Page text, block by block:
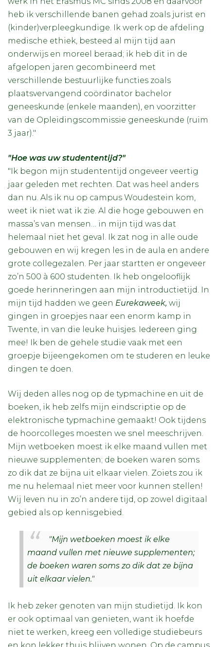
heb ik verschillende banen gehad zoals jurist en
(kinder)verpleegkundige. Ik werk op de afdeling
medische ethiek, besteed al mijn tijd aan
onderwijs en moreel beraad; ik heb dit in de
afgelopen jaren gecombineerd met
verschillende bestuurlijke functies zoals
plaatsvervangend coördinator bachelor
geneeskunde (enkele maanden), en voorzitter
van de Opleidingscommissie geneeskunde (ruim
3 jaar)."
"Hoe was uw studententijd?"
"Ik begon mijn studententijd ongeveer veertig
jaar geleden met rechten. Dat was heel anders
dan nu. Als ik nu op campus Woudestein kom,
weet ik niet wat ik zie. Al die hoge gebouwen en
massa’s van mensen… in mijn tijd was dat
helemaal niet het geval. Ik zat nog in alle oude
gebouwen en wij kregen les in de aula en andere
grote collegezalen. Per jaar startten er ongeveer
zo’n 500 à 600 studenten. Ik heb ongelooflijk
goede herinneringen aan mijn introductietijd. In
mijn tijd hadden we geen Eurekaweek, wij
gingen in groepjes naar een enorm kamp in
Twente, in van die leuke huisjes. Iedereen ging
mee! Ik ben de gehele studie vaak met een
groepje bijeengekomen om te studeren en leuke
dingen te doen.
Wij deden alles nog op de typmachine en uit de
boeken, ik heb zelfs mijn eindscriptie op de
elektronische typmachine gemaakt! Ook tijdens
de hoorcolleges moesten we snel meeschrijven.
Mijn wetboeken moest ik elke maand vullen met
nieuwe supplementen; de boeken waren soms
zo dik dat ze bijna uit elkaar vielen. Zoiets zou ik
me nu helemaal niet meer voor kunnen stellen!
Wij leven nu in zo’n andere tijd, op zowel digitaal
gebied als op kennisgebied.
"Mijn wetboeken moest ik elke
maand vullen met nieuwe supplementen;
de boeken waren soms zo dik dat ze bijna
uit elkaar vielen."
Ik heb zeker genoten van mijn studietijd. Ik kon
er ook optimaal van genieten, want ik hoefde
niet te werken, kreeg een volledige studiebeurs